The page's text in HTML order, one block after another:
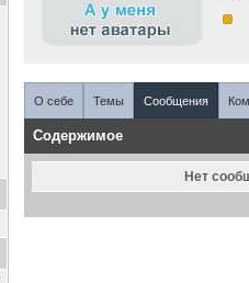
О себе Темы Сообщения
Содержимое
Нет